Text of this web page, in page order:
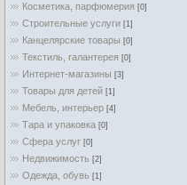
Косметика, парфюмерия [0]
Строительные услуги [1]
Канцелярские товары [0]
Текстиль, галантерея [0]
Интернет-магазины [3]
Товары для детей [1]
Мебель, интерьер [4]
Тара и упаковка [0]
Cфера услуг [0]
Недвижимость [2]
Одежда, обувь [1]